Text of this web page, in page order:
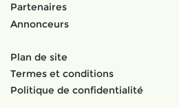
Partenaires
Annonceurs
Plan de site
Termes et conditions
Politique de confidentialité